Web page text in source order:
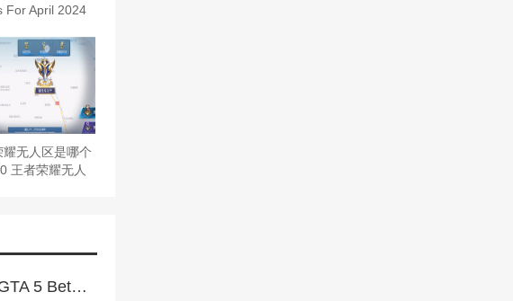
For April 2024
耀无人区是哪个
王者荣耀无人
GTA 5 Beta 0.7